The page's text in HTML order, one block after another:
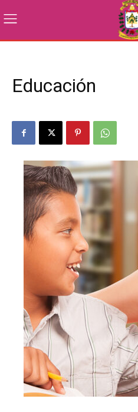
Educación